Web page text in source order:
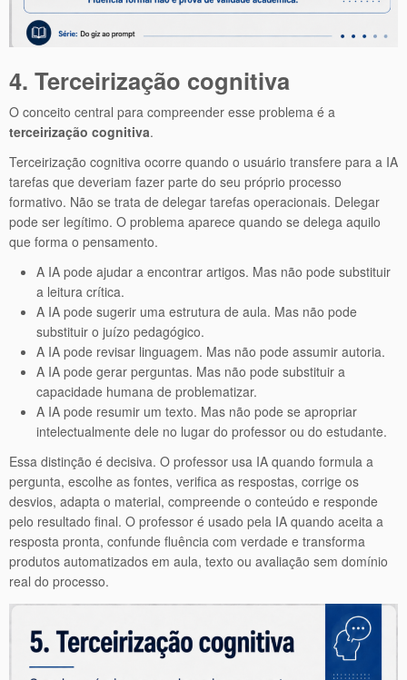
4. Terceirização cognitiva
O conceito central para compreender esse problema é a
terceirização cognitiva.
Terceirização cognitiva ocorre quando o usuário transfere para a IA
tarefas que deveriam fazer parte do seu próprio processo
formativo. Não se trata de delegar tarefas operacionais. Delegar
pode ser legítimo. O problema aparece quando se delega aquilo
que forma o pensamento.
A IA pode ajudar a encontrar artigos. Mas não pode substituir
a leitura crítica.
A IA pode sugerir uma estrutura de aula. Mas não pode
substituir o juízo pedagógico.
A IA pode revisar linguagem. Mas não pode assumir autoria.
A IA pode gerar perguntas. Mas não pode substituir a
capacidade humana de problematizar.
A IA pode resumir um texto. Mas não pode se apropriar
intelectualmente dele no lugar do professor ou do estudante.
Essa distinção é decisiva. O professor usa IA quando formula a
pergunta, escolhe as fontes, verifica as respostas, corrige os
desvios, adapta o material, compreende o conteúdo e responde
pelo resultado final. O professor é usado pela IA quando aceita a
resposta pronta, confunde fluência com verdade e transforma
produtos automatizados em aula, texto ou avaliação sem domínio
real do processo.